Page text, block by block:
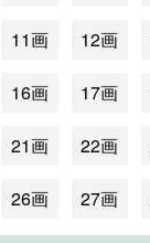
11画 12画
16画 17画
21画 22画
26画 27画